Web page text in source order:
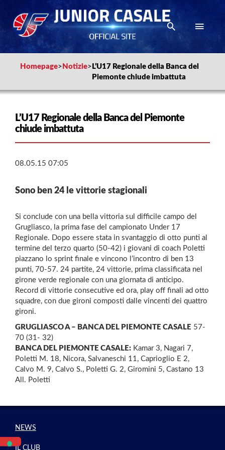
Homepage> Notizie> L’U17 Regionale della Banca del
Piemonte chiude imbattuta
L’U17 Regionale della Banca del Piemonte
chiude imbattuta
08.05.15 07:05
Sono ben 24 le vittorie stagionali
Si conclude con una bella vittoria sul difficile campo del
Grugliasco, la prima fase del campionato Under 17
Regionale. Dopo essere stata in svantaggio di otto punti al
termine del terzo quarto (50-42) i giovani di coach Poletti
piazzano lo sprint finale e vincono l’incontro di ben 13
punti, 70-57. 24 partite, 24 vittorie, prima classificata nel
girone verde regionale con una giornata di anticipo.
Record di vittorie consecutive ed ora, play off finali ad otto
squadre, con due gironi composti dalle vincenti dei quattro
gironi.
GRUGLIASCO A – BANCA DEL PIEMONTE CASALE 57-
70 (31- 32)
BANCA DEL PIEMONTE CASALE: Kamar 3, Nagari 7,
Poletti M. 18, Nicora, Salvaneschi 11, Caprioglio E 2,
Calvo M. 9, Calvo S., Poletti G. 2, Giromini 5, Castano 13
All. Poletti
NEWS
IL CLUB